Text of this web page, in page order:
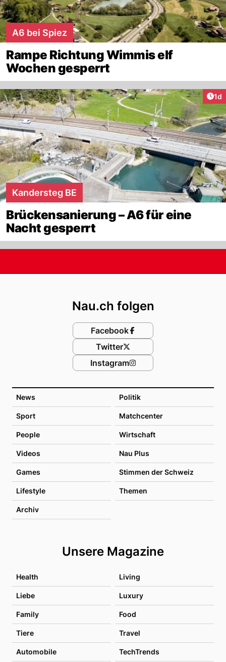
A6 bei Spiez
Rampe Richtung Wimmis elf
Wochen gesperrt
1d
Kandersteg BE
Brückensanierung – A6 für eine
Nacht gesperrt
News Politik
Sport Matchcenter
People Wirtschaft
Videos Nau Plus
Games Stimmen der Schweiz
Lifestyle Themen
Archiv
Unsere Magazine
Health Living
Liebe Luxury
Family Food
Tiere Travel
Automobile TechTrends
Nau.ch folgen
Facebook
Twitter
Instagram